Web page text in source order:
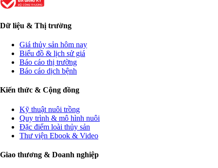
Dữ liệu & Thị trường
Giá thủy sản hôm nay
Biểu đồ & lịch sử giá
Báo cáo thị trường
Báo cáo dịch bệnh
Kiến thức & Cộng đồng
Kỹ thuật nuôi trồng
Quy trình & mô hình nuôi
Đặc điểm loài thủy sản
Thư viện Ebook & Video
Giao thương & Doanh nghiệp